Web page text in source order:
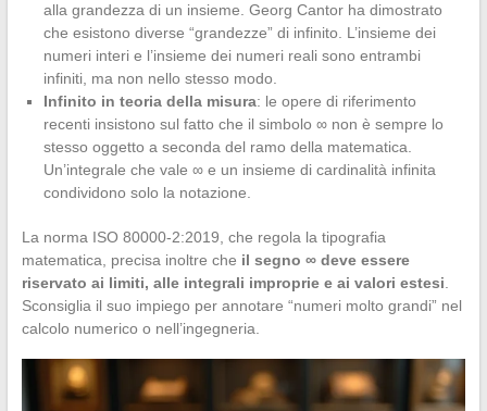
alla grandezza di un insieme. Georg Cantor ha dimostrato
che esistono diverse “grandezze” di infinito. L’insieme dei
numeri interi e l’insieme dei numeri reali sono entrambi
infiniti, ma non nello stesso modo.
Infinito in teoria della misura: le opere di riferimento
recenti insistono sul fatto che il simbolo ∞ non è sempre lo
stesso oggetto a seconda del ramo della matematica.
Un’integrale che vale ∞ e un insieme di cardinalità infinita
condividono solo la notazione.
La norma ISO 80000-2:2019, che regola la tipografia
matematica, precisa inoltre che il segno ∞ deve essere
riservato ai limiti, alle integrali improprie e ai valori estesi.
Sconsiglia il suo impiego per annotare “numeri molto grandi” nel
calcolo numerico o nell’ingegneria.